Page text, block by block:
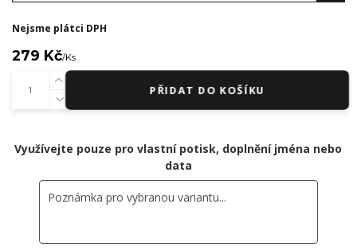
Nejsme plátci DPH
279 Kč/Ks
PŘIDAT DO KOŠÍKU
Využívejte pouze pro vlastní potisk, doplnění jména nebo
data